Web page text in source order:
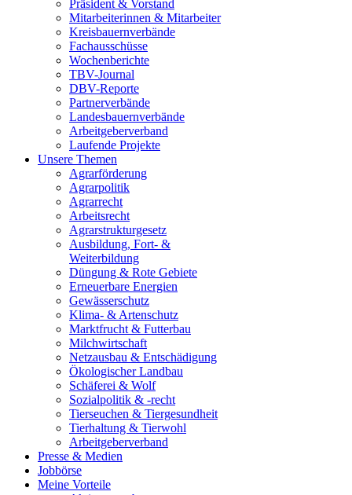
Präsident & Vorstand
Mitarbeiterinnen & Mitarbeiter
Kreisbauernverbände
Fachausschüsse
Wochenberichte
TBV-Journal
DBV-Reporte
Partnerverbände
Landesbauernverbände
Arbeitgeberverband
Laufende Projekte
Unsere Themen
Agrarförderung
Agrarpolitik
Agrarrecht
Arbeitsrecht
Agrarstrukturgesetz
Ausbildung, Fort- &
Weiterbildung
Düngung & Rote Gebiete
Erneuerbare Energien
Gewässerschutz
Klima- & Artenschutz
Marktfrucht & Futterbau
Milchwirtschaft
Netzausbau & Entschädigung
Ökologischer Landbau
Schäferei & Wolf
Sozialpolitik & -recht
Tierseuchen & Tiergesundheit
Tierhaltung & Tierwohl
Arbeitgeberverband
Presse & Medien
Jobbörse
Meine Vorteile